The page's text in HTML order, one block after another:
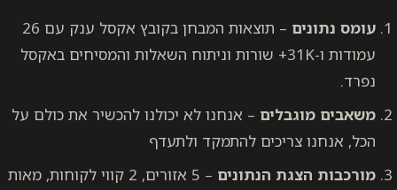
עומס נתונים
– תוצאות המבחן בקובץ אקסל ענק עם 26
עמודות ו-31K+ שורות וניתוח השאלות והמסיחים באקסל
נפרד.
משאבים מוגבלים – אנחנו לא יכולנו להכשיר את כולם על
הכל, אנחנו צריכים להתמקד ולתעדף
מורכבות הצגת הנתונים
– 5 אזורים, 2 קווי לקוחות, מאות